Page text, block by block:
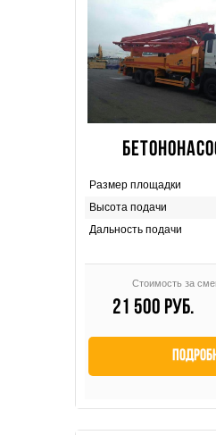
Размер площадки
Высота подачи
Дальность подачи
Стоимость за
21 500 руб.